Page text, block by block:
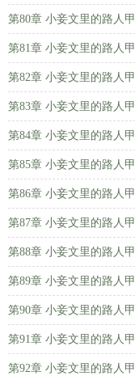
第80章 小妾文里的路人甲
第81章 小妾文里的路人甲
第82章 小妾文里的路人甲
第83章 小妾文里的路人甲
第84章 小妾文里的路人甲
第85章 小妾文里的路人甲
第86章 小妾文里的路人甲
第87章 小妾文里的路人甲
第88章 小妾文里的路人甲
第89章 小妾文里的路人甲
第90章 小妾文里的路人甲
第91章 小妾文里的路人甲
第92章 小妾文里的路人甲